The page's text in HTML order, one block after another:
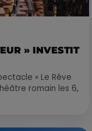
» INVESTIT
« Le Rêve
romain les 6,